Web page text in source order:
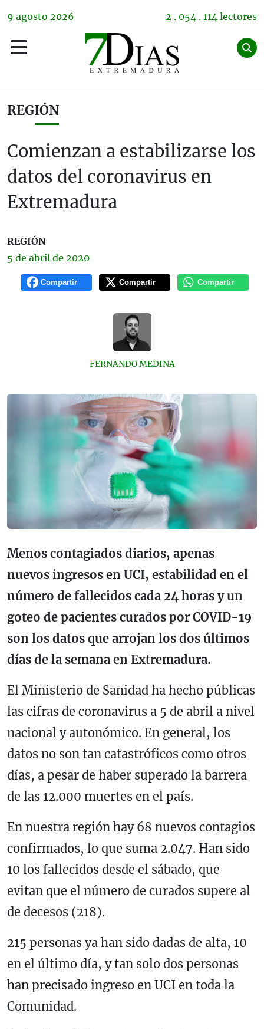
9 agosto 2026 2 . 054 . 114 lectores
REGIÓN
Comienzan a estabilizarse los
datos del coronavirus en
Extremadura
REGIÓN
5 de abril de 2020
Compartir Compartir Compartir
FERNANDO MEDINA
Menos contagiados diarios, apenas
nuevos ingresos en UCI, estabilidad en el
número de fallecidos cada 24 horas y un
goteo de pacientes curados por COVID-19
son los datos que arrojan los dos últimos
días de la semana en Extremadura.
El Ministerio de Sanidad ha hecho públicas
las cifras de coronavirus a 5 de abril a nivel
nacional y autonómico. En general, los
datos no son tan catastróficos como otros
días, a pesar de haber superado la barrera
de las 12.000 muertes en el país.
En nuestra región hay 68 nuevos contagios
confirmados, lo que suma 2.047. Han sido
10 los fallecidos desde el sábado, que
evitan que el número de curados supere al
de decesos (218).
215 personas ya han sido dadas de alta, 10
en el último día, y tan solo dos personas
han precisado ingreso en UCI en toda la
Comunidad.